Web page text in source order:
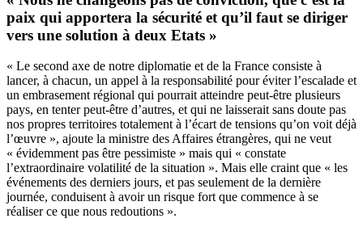
paix qui apportera la sécurité et qu’il faut se diriger
vers une solution à deux Etats »
« Le second axe de notre diplomatie et de la France consiste à
lancer, à chacun, un appel à la responsabilité pour éviter l’escalade et
un embrasement régional qui pourrait atteindre peut-être plusieurs
pays, en tenter peut-être d’autres, et qui ne laisserait sans doute pas
nos propres territoires totalement à l’écart de tensions qu’on voit déjà
l’œuvre », ajoute la ministre des Affaires étrangères, qui ne veut
« évidemment pas être pessimiste » mais qui « constate
l’extraordinaire volatilité de la situation ». Mais elle craint que « les
événements des derniers jours, et pas seulement de la dernière
journée, conduisent à avoir un risque fort que commence à se
réaliser ce que nous redoutions ».